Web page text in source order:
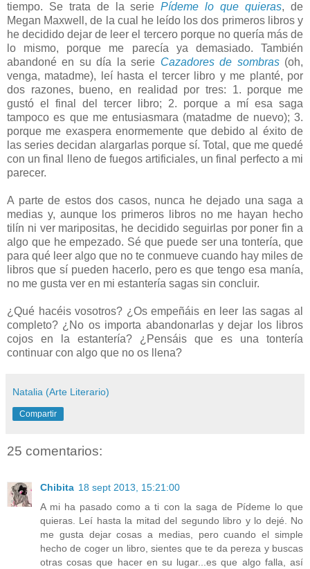
tiempo. Se trata de la seriePídeme lo que quieras, de
Megan Maxwell, de la cual he leído los dos primeros libros y
he decidido dejar de leer el tercero porque no quería más de
lo mismo, porque me parecía ya demasiado. También
abandoné en su día la serie Cazadores de sombras(oh,
venga, matadme), leí hasta el tercer libro y me planté, por
dos razones, bueno, en realidad por tres: 1. porque me
gustó el final del tercer libro; 2. porque a mí esa saga
tampoco es que me entusiasmara (matadme de nuevo); 3.
porque me exaspera enormemente que debido al éxito de
las series decidan alargarlas porque sí. Total, que me quedé
con un final lleno de fuegos artificiales, un final perfecto a mi
parecer.
A parte de estos dos casos, nunca he dejado una saga a
medias y, aunque los primeros libros no me hayan hecho
tilín ni ver maripositas, he decidido seguirlas por poner fin a
algo que he empezado. Sé que puede ser una tontería, que
para qué leer algo que no te conmueve cuando hay miles de
libros que sí pueden hacerlo, pero es que tengo esa manía,
no me gusta ver en mi estantería sagas sin concluir.
¿Qué hacéis vosotros? ¿Os empeñáis en leer las sagas al
completo? ¿No os importa abandonarlas y dejar los libros
cojos en la estantería? ¿Pensáis que es una tontería
continuar con algo que no os llena?
Natalia (Arte Literario)
Compartir
25 comentarios:
Chibita 18 sept 2013, 15:21:00
A mi ha pasado como a ti con la saga de Pídeme lo que
quieras. Leí hasta la mitad del segundo libro y lo dejé. No
me gusta dejar cosas a medias, pero cuando el simple
hecho de coger un libro, sientes que te da pereza y buscas
otras cosas que hacer en su lugar...es que algo falla, así